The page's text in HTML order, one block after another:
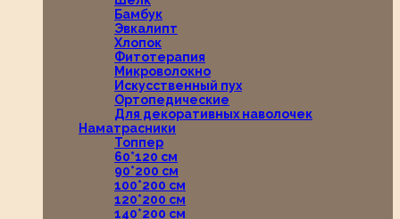
Бамбук
Эвкалипт
Хлопок
Фитотерапия
Микроволокно
Искусственный пух
Ортопедические
Для декоративных наволочек
Наматрасники
Топпер
60*120 см
90*200 см
100*200 см
120*200 см
140*200 см